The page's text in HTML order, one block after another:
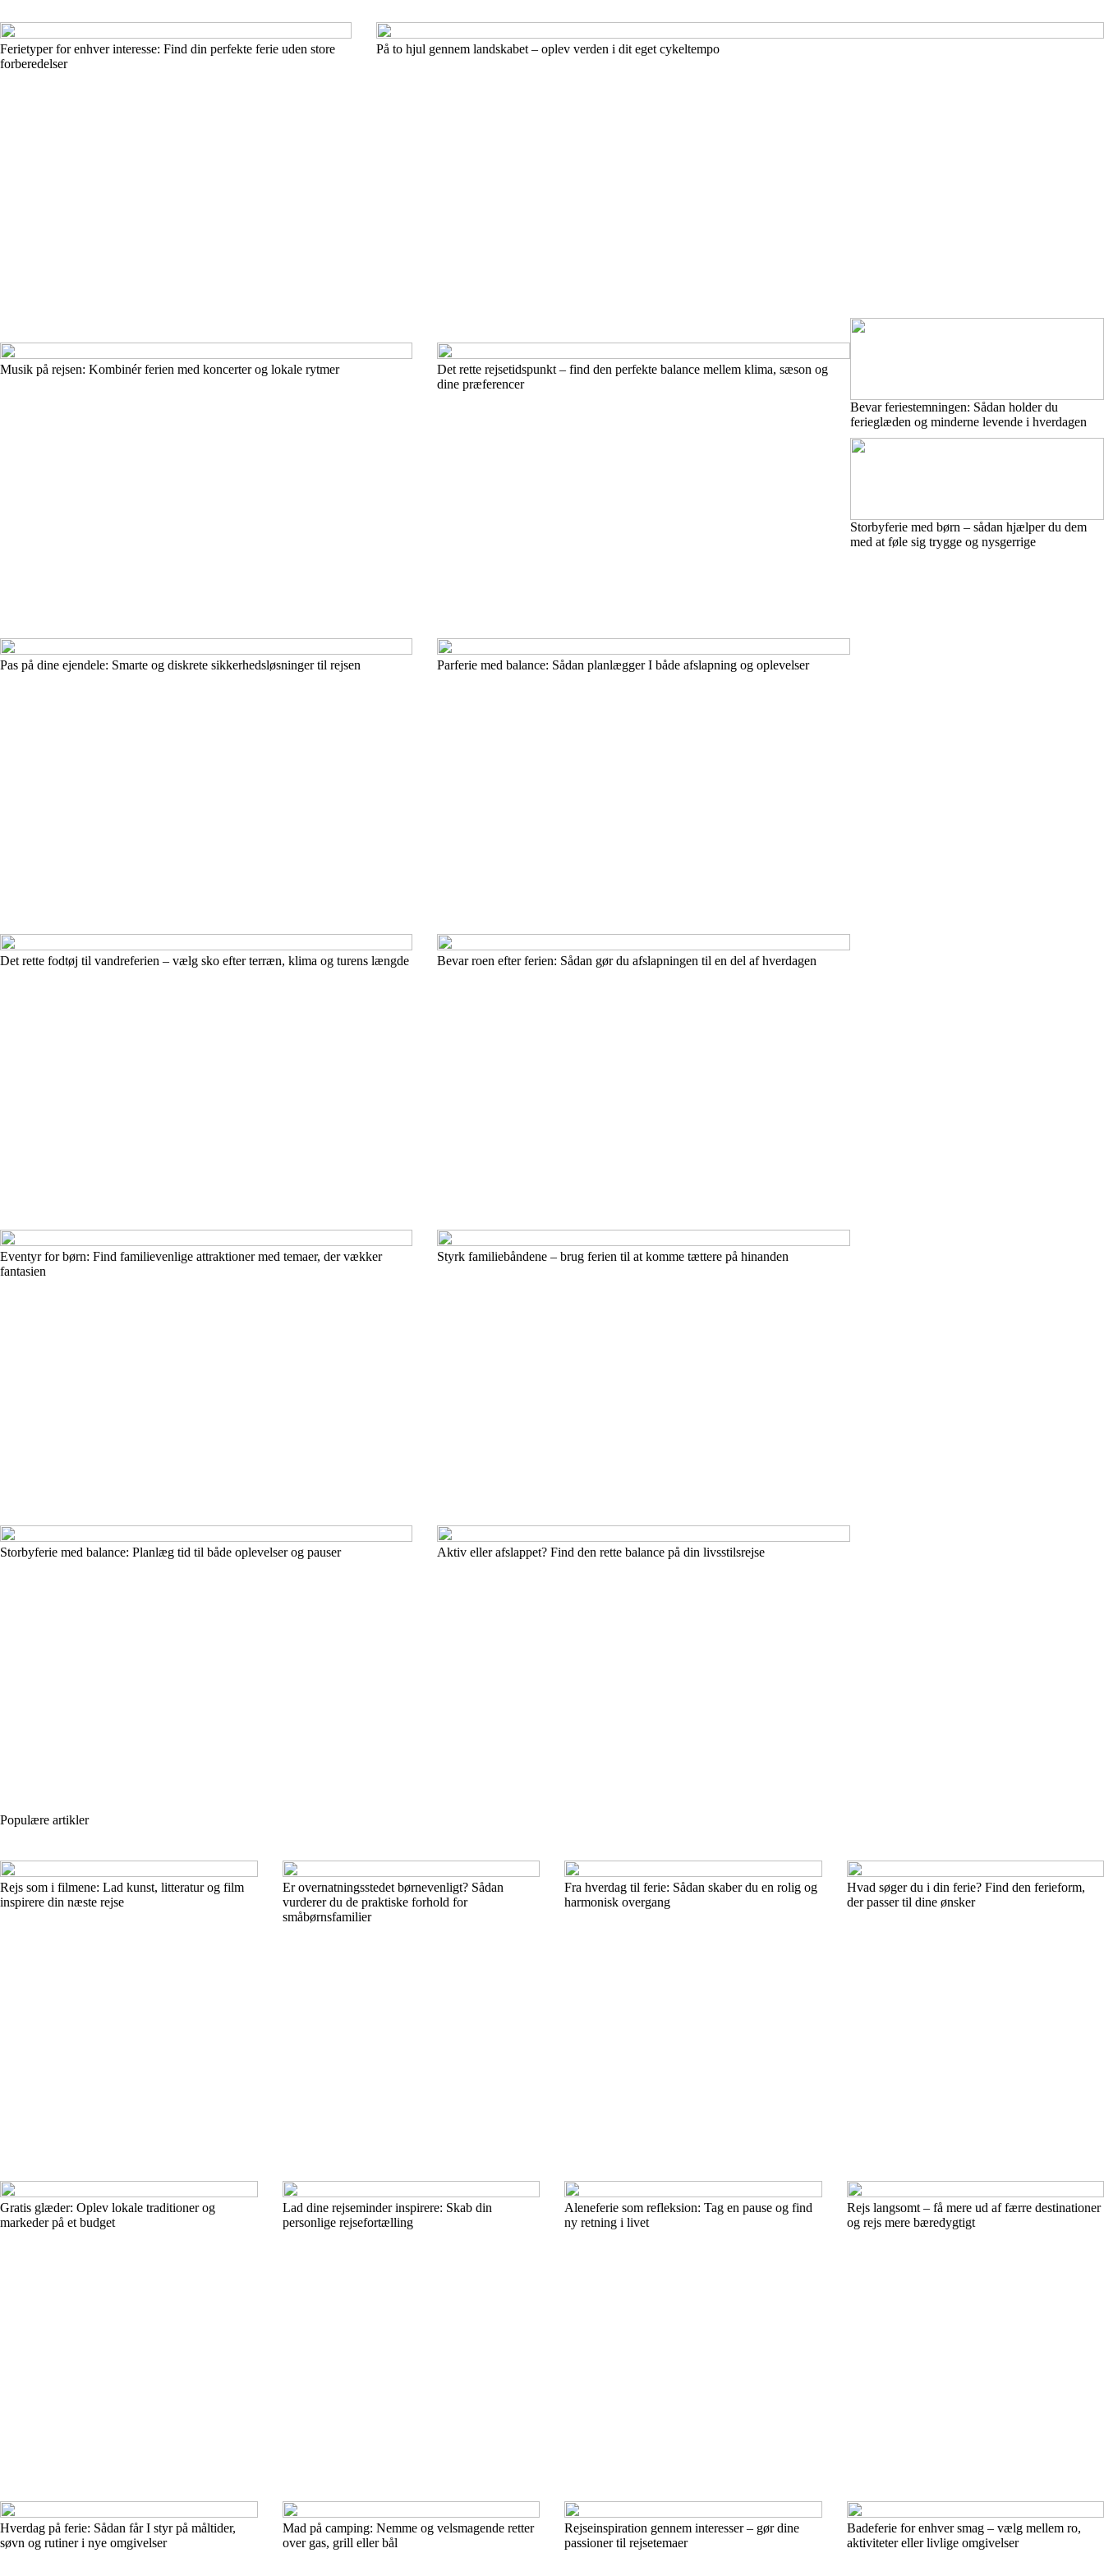
Ferietyper for enhver interesse: Find din perfekte ferie uden store
forberedelser
På to hjul gennem landskabet – oplev verden i dit eget cykeltempo
Musik på rejsen: Kombinér ferien med koncerter og lokale rytmer
Det rette rejsetidspunkt – find den perfekte balance mellem klima, sæson og
dine præferencer
Pas på dine ejendele: Smarte og diskrete sikkerhedsløsninger til rejsen Parferie med balance: Sådan planlægger I både afslapning og oplevelser
Det rette fodtøj til vandreferien – vælg sko efter terræn, klima og turens længde Bevar roen efter ferien: Sådan gør du afslapningen til en del af hverdagen
Eventyr for børn: Find familievenlige attraktioner med temaer, der vækker
fantasien
Styrk familiebåndene – brug ferien til at komme tættere på hinanden
Storbyferie med balance: Planlæg tid til både oplevelser og pauser Aktiv eller afslappet? Find den rette balance på din livsstilsrejse
Bevar feriestemningen: Sådan holder du
ferieglæden og minderne levende i hverdagen
Storbyferie med børn – sådan hjælper du dem
med at føle sig trygge og nysgerrige
Populære artikler
Rejs som i filmene: Lad kunst, litteratur og film
inspirere din næste rejse
Er overnatningsstedet børnevenligt? Sådan
vurderer du de praktiske forhold for
småbørnsfamilier
Fra hverdag til ferie: Sådan skaber du en rolig og
harmonisk overgang
Hvad søger du i din ferie? Find den ferieform,
der passer til dine ønsker
Gratis glæder: Oplev lokale traditioner og
markeder på et budget
Lad dine rejseminder inspirere: Skab din
personlige rejsefortælling
Aleneferie som refleksion: Tag en pause og find
ny retning i livet
Rejs langsomt – få mere ud af færre destinationer
og rejs mere bæredygtigt
Hverdag på ferie: Sådan får I styr på måltider,
søvn og rutiner i nye omgivelser
Mad på camping: Nemme og velsmagende retter
over gas, grill eller bål
Rejseinspiration gennem interesser – gør dine
passioner til rejsetemaer
Badeferie for enhver smag – vælg mellem ro,
aktiviteter eller livlige omgivelser